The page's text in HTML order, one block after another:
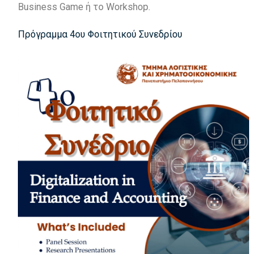
Business Game ή το Workshop.
Πρόγραμμα 4ου Φοιτητικού Συνεδρίου